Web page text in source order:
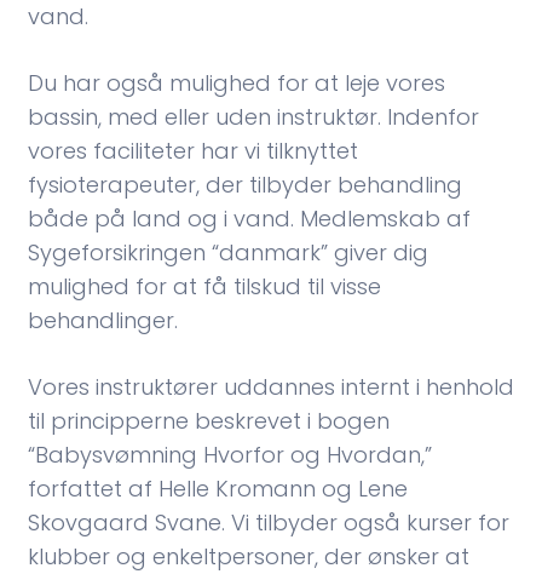
vand.
Du har også mulighed for at leje vores
bassin, med eller uden instruktør. Indenfor
vores faciliteter har vi tilknyttet
fysioterapeuter, der tilbyder behandling
både på land og i vand. Medlemskab af
Sygeforsikringen “danmark” giver dig
mulighed for at få tilskud til visse
behandlinger.​
Vores instruktører uddannes internt i henhold
til principperne beskrevet i bogen
“Babysvømning Hvorfor og Hvordan,”
forfattet af Helle Kromann og Lene
Skovgaard Svane. Vi tilbyder også kurser for
klubber og enkeltpersoner, der ønsker at